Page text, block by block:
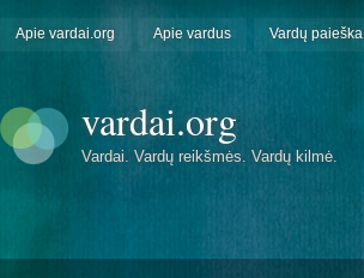
Apie vardai.org Apie vardus Vardų paieška
vardai.org
Vardai. Vardų reikšmės. Vardų kilmė.